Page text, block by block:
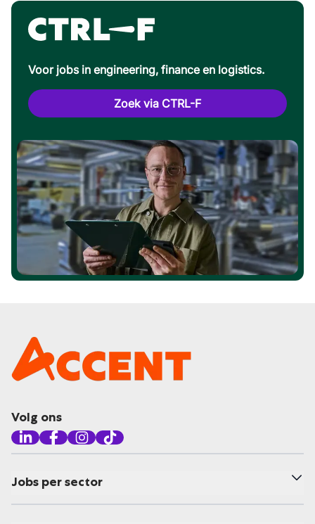
Voor jobs in engineering, finance en logistics.
Zoek via CTRL-F
Volg ons
Jobs per sector